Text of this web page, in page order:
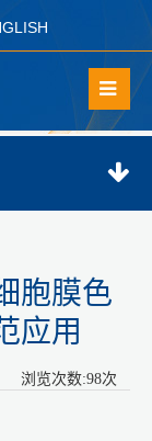
胞膜色
应用
浏览次数:98次